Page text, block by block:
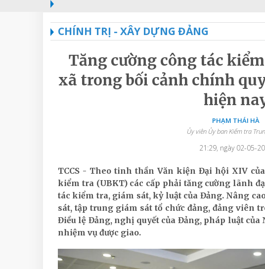
CHÍNH TRỊ - XÂY DỰNG ĐẢNG
Tăng cường công tác
xã trong bối cảnh chính
hiện
PHẠM THÁI HÀ
Ủy viên Ủy ban Kiểm tra
21:29, ngày 02-05-
TCCS - Theo tinh thần Văn kiện Đại hội XIV
kiểm tra (UBKT) các cấp phải tăng cường lãnh
tác kiểm tra, giám sát, kỷ luật của Đảng. Nâng
sát, tập trung giám sát tổ chức đảng, đảng viên
Điều lệ Đảng, nghị quyết của Đảng, pháp luật
nhiệm vụ được giao.